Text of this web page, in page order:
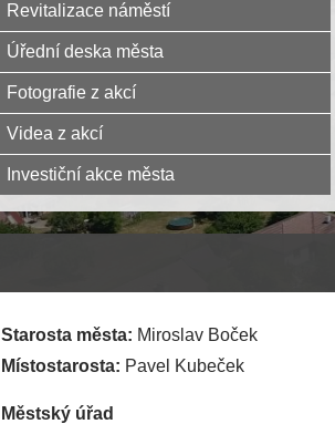
Revitalizace náměstí
Úřední deska města
Fotografie z akcí
Videa z akcí
Investiční akce města
Starosta města: Miroslav Boček
Místostarosta: Pavel Kubeček
Městský úřad